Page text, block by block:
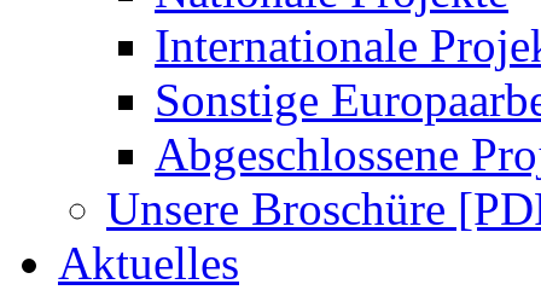
Internationale
Sonstige
Abgeschlossene
Unsere Broschüre
Aktuelles